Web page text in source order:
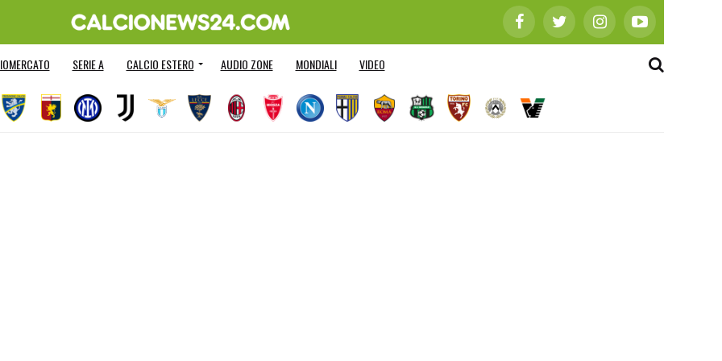
SERIE A CALCIO ESTERO AUDIO ZONE MONDIALI VIDEO